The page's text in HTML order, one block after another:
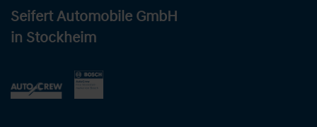
Seifert Automobile GmbH
in Stockheim